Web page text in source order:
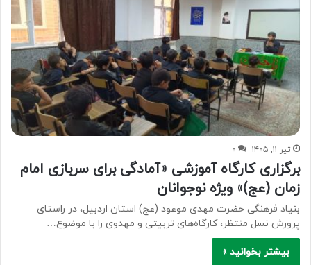
تیر ۱۱, ۱۴۰۵ ۰
برگزاری کارگاه آموزشی «آمادگی برای سربازی امام
زمان (عج)» ویژه نوجوانان
بنیاد فرهنگی حضرت مهدی موعود (عج) استان اردبیل، در راستای
پرورش نسل منتظر، کارگاه‌های تربیتی و مهدوی را با موضوع…
بیشتر بخوانید »